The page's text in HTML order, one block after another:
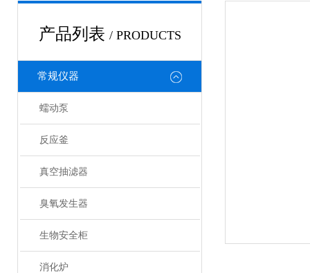
产品列表 / PRODUCTS
常规仪器
蠕动泵
反应釜
真空抽滤器
臭氧发生器
生物安全柜
消化炉